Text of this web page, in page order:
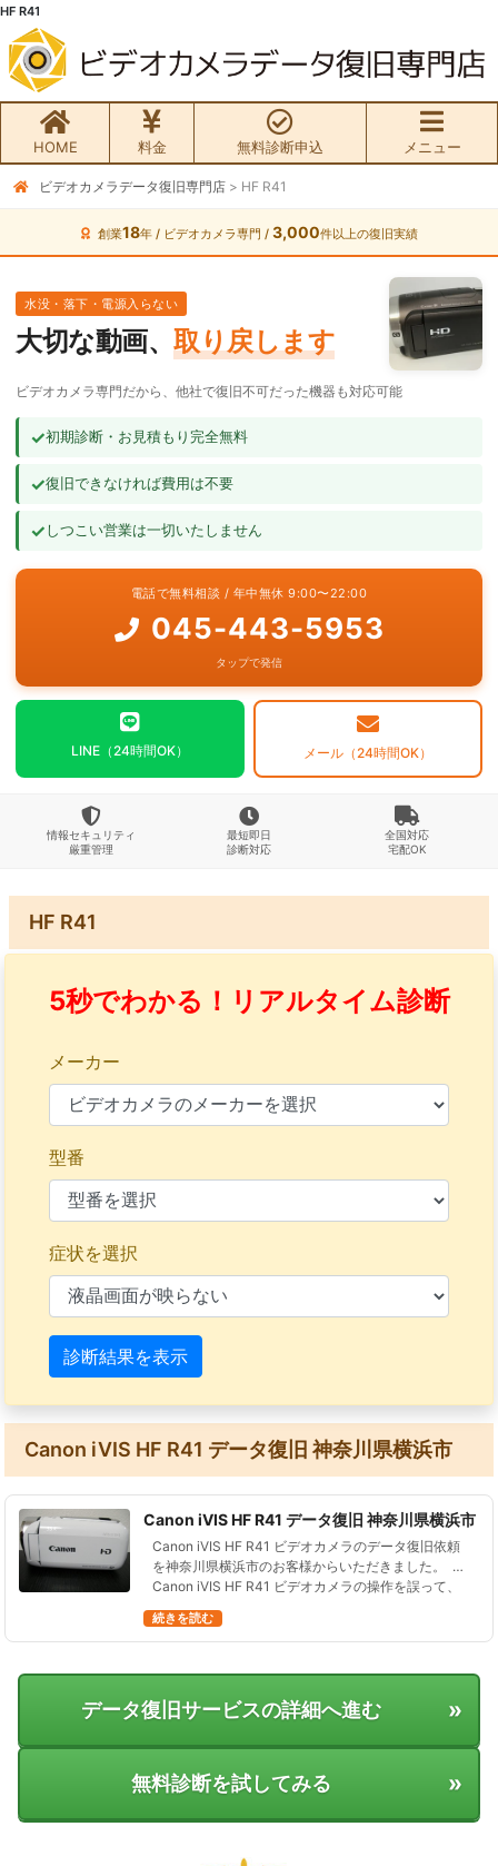
HF R41
HOME 料金 無料診断申込 メニュー
無料初期診断お申込み
ビデオカメラ データ復旧HOME
料金・メニュー
お客様の声
ビデオカメラ復旧成功事例
ビデオカメラデータ復旧専門店 > HF R41
創業18年 / ビデオカメラ専門 / 3,000件以上の復旧実績
水没・落下・電源入らない
大切な動画、 取り戻します
ビデオカメラ専門だから、他社で復旧不可だった機器も対応可能
✓初期診断・お見積もり完全無料
✓復旧できなければ費用は不要
✓しつこい営業は一切いたしません
電話で無料相談 / 年中無休 9:00〜22:00
045-443-5953
タップで発信
LINE（24時間OK） メール（24時間OK）
情報セキュリティ
厳重管理
最短即日
診断対応
全国対応
宅配OK
HF R41
5秒でわかる！リアルタイム診断
メーカー
型番
症状を選択
診断結果を表示
Canon iVIS HF R41 データ復旧 神奈川県横浜市
Canon iVIS HF R41 データ復旧 神奈川県横浜市
Canon iVIS HF R41 ビデオカメラのデータ復旧依頼
を神奈川県横浜市のお客様からいただきました。
Canon iVIS HF R41 ビデオカメラの操作を誤って、
続きを読む
データ復旧サービスの詳細へ進む »
無料診断を試してみる »